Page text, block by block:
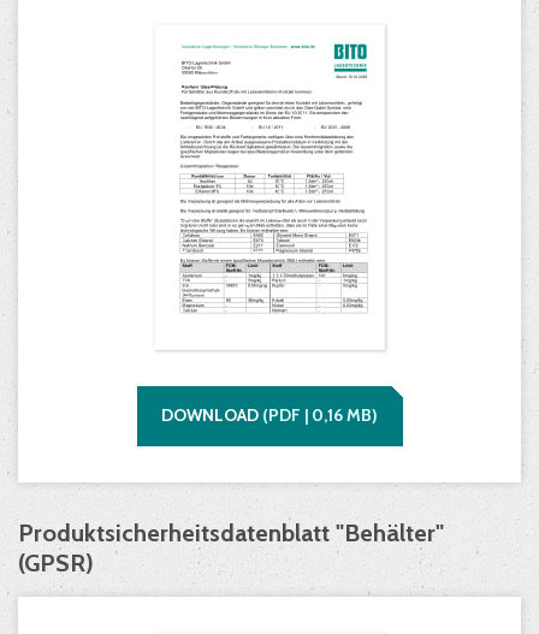
DOWNLOAD (PDF | 0,16MB)
Produktsicherheitsdatenblatt "Behälter"
(GPSR)